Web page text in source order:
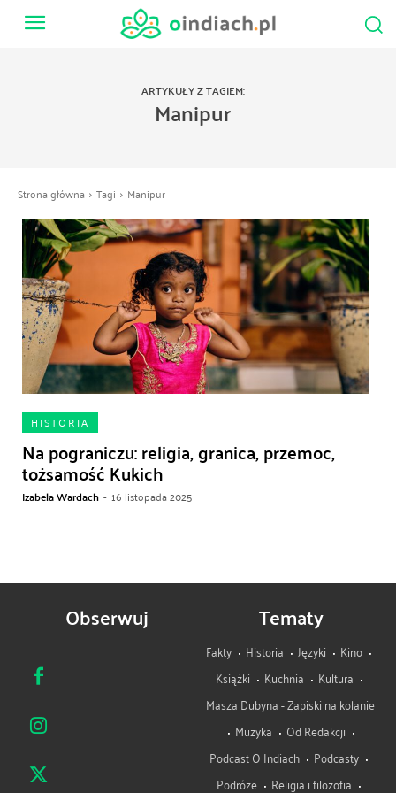
ARTYKUŁY Z TAGIEM:
Manipur
Strona główna Tagi Manipur
HISTORIA
Na pograniczu: religia, granica, przemoc,
tożsamość Kukich
Izabela Wardach - 16 listopada 2025
Obserwuj Tematy
Fakty Historia Języki
Kino
Książki
Kuchnia
Kultura
Masza Dubyna - Zapiski na kolanie
Muzyka
Od Redakcji
Podcast O Indiach
Podcasty
Podróże
Religia i filozofia